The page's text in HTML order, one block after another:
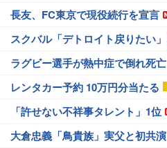
長友、FC東京で現役続行を宣言
スクバル「デトロイト戻りたい」
ラグビー選手が熱中症で倒れ死亡
レンタカー予約 10万円分当たる
「許せない不祥事タレント」1位
大倉忠義「鳥貴族」実父と初共演